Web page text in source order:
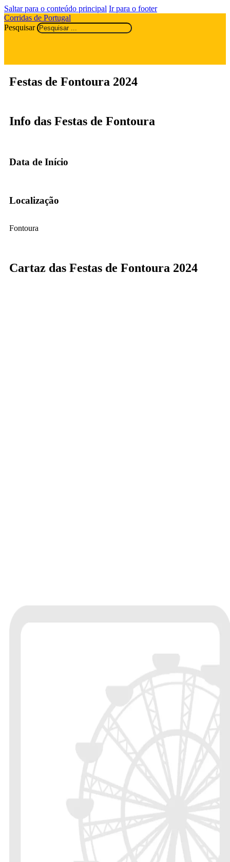
Saltar para o conteúdo principal Ir para o footer
Corridas de Portugal
Pesquisar
Festas de Fontoura 2024
Info das Festas de Fontoura
Data de Início
Localização
Fontoura
Cartaz das Festas de Fontoura 2024